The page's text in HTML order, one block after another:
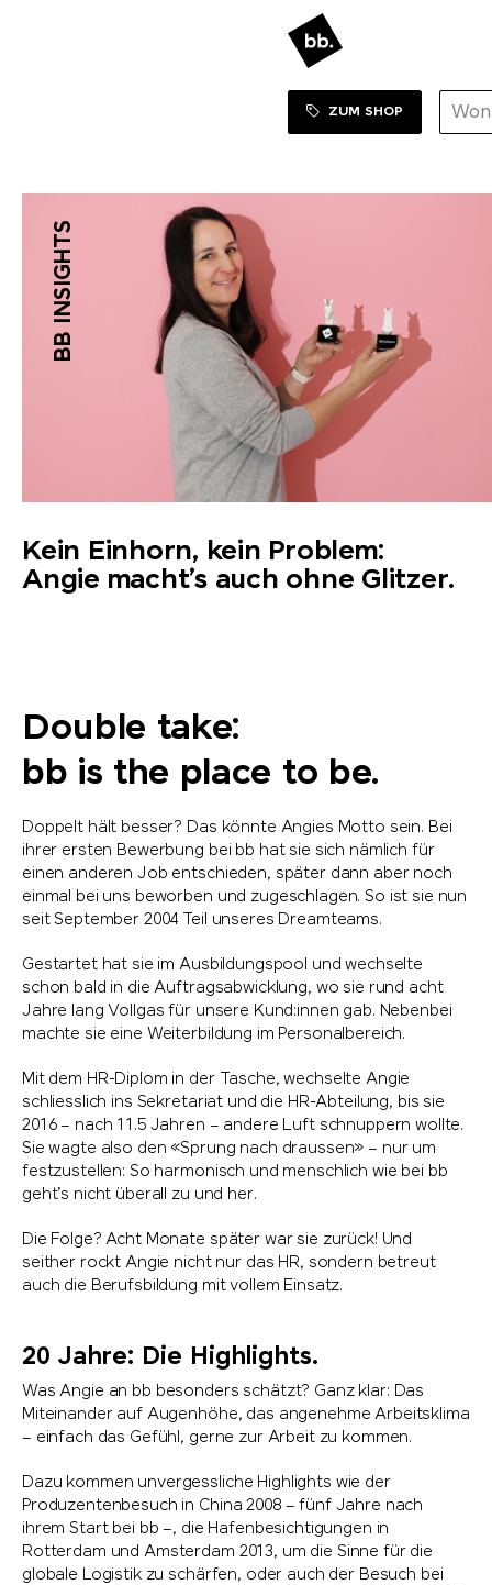
ZUM SHOP
BB INSIGHTS
Kein Einhorn, kein Problem:
Angie macht’s auch ohne Glitzer.
Double take:
bb is the place to be.
Doppelt hält besser? Das könnte Angies Motto sein. Bei
ihrer ersten Bewerbung bei bb hat sie sich nämlich für
einen anderen Job entschieden, später dann aber noch
einmal bei uns beworben und zugeschlagen. So ist sie nun
seit September 2004 Teil unseres Dreamteams.
Gestartet hat sie im Ausbildungspool und wechselte
schon bald in die Auftragsabwicklung, wo sie rund acht
Jahre lang Vollgas für unsere Kund:innen gab. Nebenbei
machte sie eine Weiterbildung im Personalbereich.
Mit dem HR-Diplom in der Tasche, wechselte Angie
schliesslich ins Sekretariat und die HR-Abteilung, bis sie
2016 – nach 11.5 Jahren – andere Luft schnuppern wollte.
Sie wagte also den «Sprung nach draussen» – nur um
festzustellen: So harmonisch und menschlich wie bei bb
geht’s nicht überall zu und her.
Die Folge? Acht Monate später war sie zurück! Und
seither rockt Angie nicht nur das HR, sondern betreut
auch die Berufsbildung mit vollem Einsatz.
20 Jahre: Die Highlights.
Was Angie an bb besonders schätzt? Ganz klar: Das
Miteinander auf Augenhöhe, das angenehme Arbeitsklima
– einfach das Gefühl, gerne zur Arbeit zu kommen.
Dazu kommen unvergessliche Highlights wie der
Produzentenbesuch in China 2008 – fünf Jahre nach
ihrem Start bei bb –, die Hafenbesichtigungen in
Rotterdam und Amsterdam 2013, um die Sinne für die
globale Logistik zu schärfen, oder auch der Besuch bei